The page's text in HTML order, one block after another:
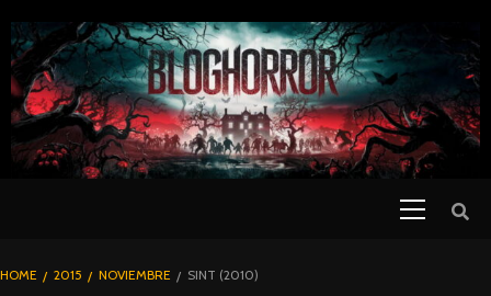
TO
CONTENT
BLOGHORROR
HOME 2015 NOVIEMBRE SINT (2010)